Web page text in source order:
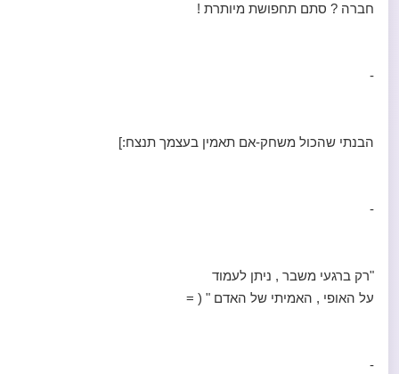
חברה ? סתם תחפושת מיותרת !
-
הבנתי שהכול משחק-אם תאמין בעצמך תנצח:]
-
"רק ברגעי משבר , ניתן לעמוד
על האופי , האמיתי של האדם " ( =
-